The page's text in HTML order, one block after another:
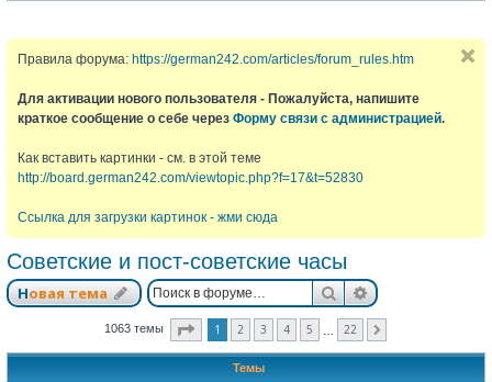
Правила форума: https://german242.com/articles/forum_rules.htm
Для активации нового пользователя - Пожалуйста, напишите
краткое сообщение о себе через Форму связи с администрацией.
Как вставить картинки - см. в этой теме
http://board.german242.com/viewtopic.php?f=17&t=52830
Ссылка для загрузки картинок - жми сюда
Советские и пост-советские часы
Новая тема ПоискРасширенный
1063 темы Страница из
1 2 3 4 5 22
Темы